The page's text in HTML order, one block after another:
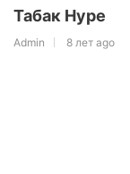
Табак Hype
Admin 8 лет ago